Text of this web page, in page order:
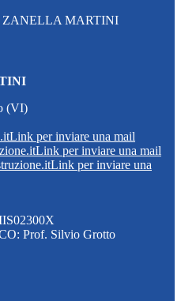
ZANELLA MARTINI
(VI)
Link per inviare una mail
Link per inviare una mail
Link per inviare una
Prof. Silvio Grotto